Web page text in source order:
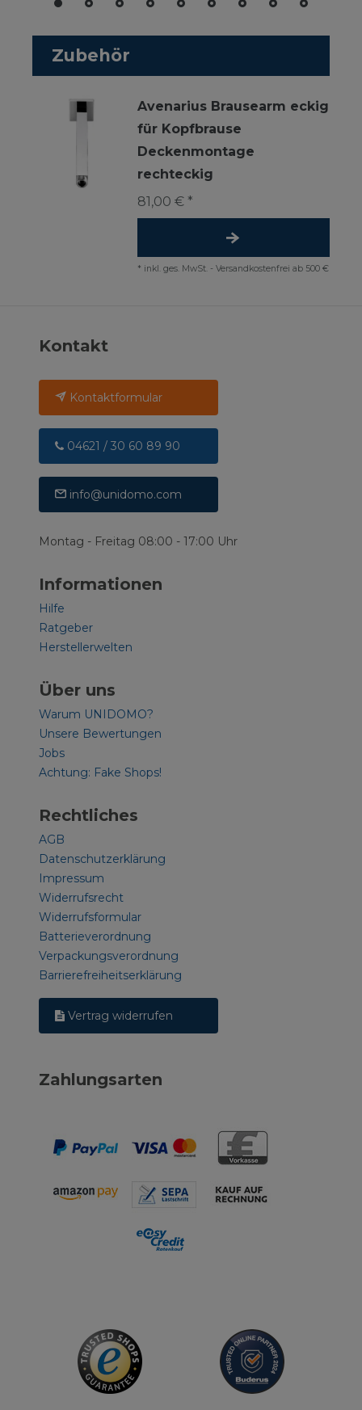
Zubehör
Avenarius Brausearm eckig
für Kopfbrause
Deckenmontage
rechteckig
81,00 € *
* inkl. ges. MwSt. - Versandkostenfrei ab 500 €
Kontakt
Kontaktformular
04621 / 30 60 89 90
info@unidomo.com
Montag - Freitag 08:00 - 17:00 Uhr
Informationen
Hilfe
Ratgeber
Herstellerwelten
Über uns
Warum UNIDOMO?
Unsere Bewertungen
Jobs
Achtung: Fake Shops!
Rechtliches
AGB
Datenschutzerklärung
Impressum
Widerrufsrecht
Widerrufsformular
Batterieverordnung
Verpackungsverordnung
Barrierefreiheitserklärung
Vertrag widerrufen
Zahlungsarten